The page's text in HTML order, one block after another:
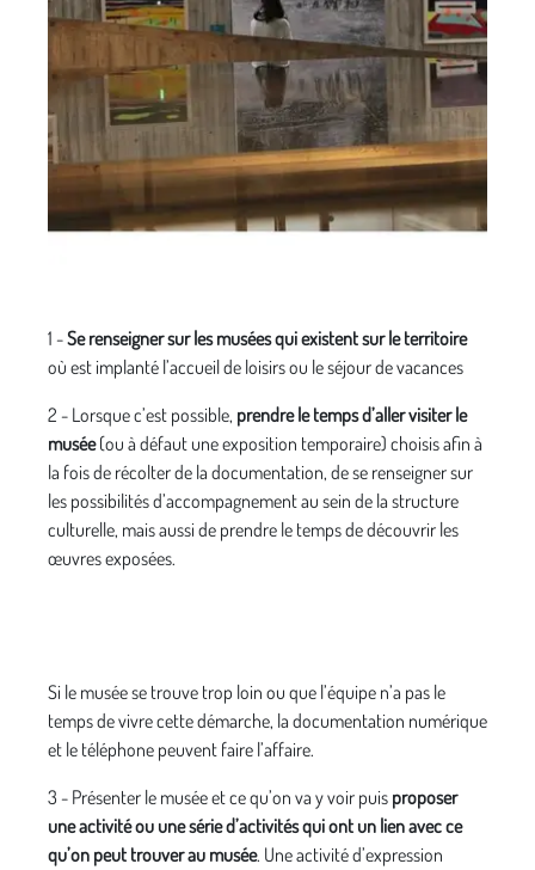
1 -Se renseigner sur les musées qui existent sur le territoire
où est implanté l’accueil de loisirs ou le séjour de vacances
2 - Lorsque c’est possible, prendre le temps d’aller visiter le
musée(ou à défaut une exposition temporaire) choisis afin à
la fois de récolter de la documentation, de se renseigner sur
les possibilités d’accompagnement au sein de la structure
culturelle, mais aussi de prendre le temps de découvrir les
œuvres exposées.
Si le musée se trouve trop loin ou que l’équipe n’a pas le
temps de vivre cette démarche, la documentation numérique
et le téléphone peuvent faire l’affaire.
3 - Présenter le musée et ce qu’on va y voir puis proposer
une activité ou une série d’activités qui ont un lien avec ce
qu’on peut trouver au musée. Une activité d’expression